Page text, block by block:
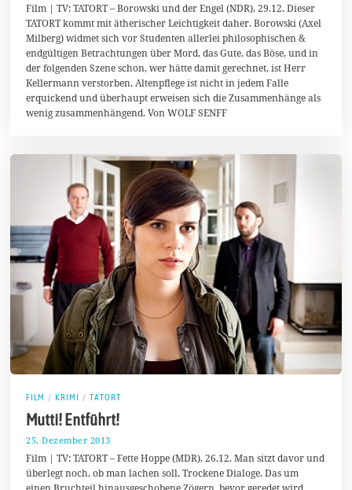
e
b
r
a
r
2
0
1
Film | TV: TATORT – Borowski und der Engel (NDR), 29.12. Dieser
TATORT kommt mit ätherischer Leichtigkeit daher. Borowski (Axel
Milberg) widmet sich vor Studenten allerlei philosophischen &
endgültigen Betrachtungen über Mord, das Gute, das Böse, und in
der folgenden Szene schon, wer hätte damit gerechnet, ist Herr
Kellermann verstorben. Altenpflege ist nicht in jedem Falle
erquickend und überhaupt erweisen sich die Zusammenhänge als
wenig zusammenhängend. Von WOLF SENFF
FILM / KRIMI / TATORT
Mutti! Entführt!
25. Dezember 2013
e
b
Film | TV: TATORT – Fette Hoppe (MDR), 26.12. Man sitzt davor und
überlegt noch, ob man lachen soll. Trockene Dialoge. Das um
einen Bruchteil hinausgeschobene Zögern, bevor geredet wird.